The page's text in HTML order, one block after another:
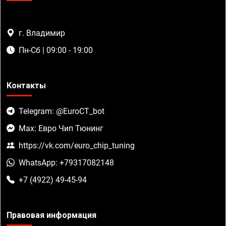
г. Владимир
Пн-Сб | 09:00 - 19:00
Контакты
Telegram: @EuroCT_bot
Max: Евро Чип Тюнинг
https://vk.com/euro_chip_tuning
WhatsApp: +79317082148
+7 (4922) 49-45-94
Правовая информация